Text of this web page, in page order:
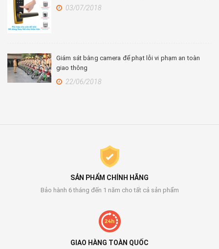
03/07/2018
Giám sát bằng camera để phạt lỗi vi phạm an toàn
giao thông
22/06/2018
SẢN PHẨM CHÍNH HÃNG
Bảo hành 6 tháng đến 1 năm cho tất cả sản phẩm
GIAO HÀNG TOÀN QUỐC